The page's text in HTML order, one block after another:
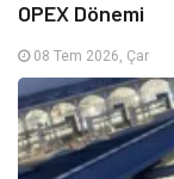
OPEX Dönemi
08 Tem 2026, Çar